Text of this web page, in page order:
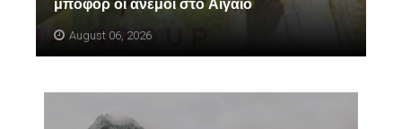
August 06, 2026